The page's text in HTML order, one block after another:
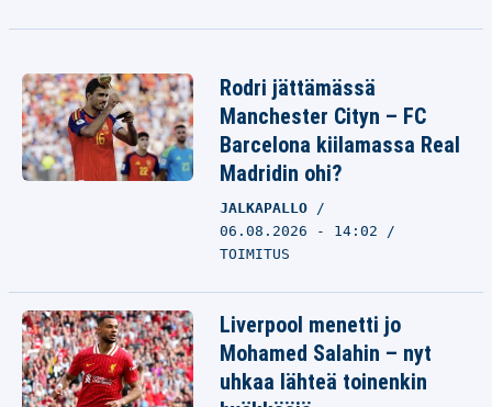
Rodri jättämässä
Manchester Cityn – FC
Barcelona kiilamassa Real
Madridin ohi?
JALKAPALLO
06.08.2026 - 14:02
TOIMITUS
Liverpool menetti jo
Mohamed Salahin – nyt
uhkaa lähteä toinenkin